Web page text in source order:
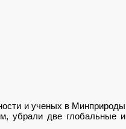
и ученых в Минприроды
убрали две глобальные и